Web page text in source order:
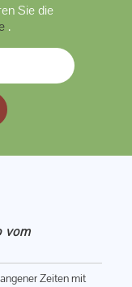
Sie die
.
vom
Zeiten mit